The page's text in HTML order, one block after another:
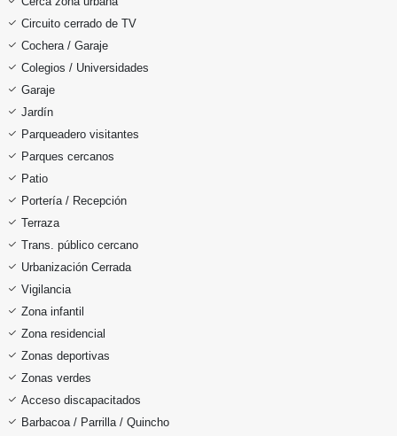
Circuito cerrado de TV
Cochera / Garaje
Colegios / Universidades
Garaje
Jardín
Parqueadero visitantes
Parques cercanos
Patio
Portería / Recepción
Terraza
Trans. público cercano
Urbanización Cerrada
Vigilancia
Zona infantil
Zona residencial
Zonas deportivas
Zonas verdes
Acceso discapacitados
Barbacoa / Parrilla / Quincho